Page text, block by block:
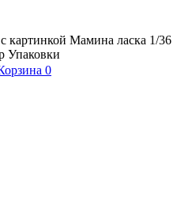
картинкой Мамина ласка 1/36
Упаковки
0